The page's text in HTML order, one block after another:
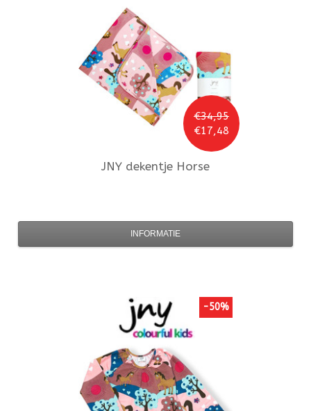
€34,95
€17,48
JNY dekentje Horse
INFORMATIE
-50%